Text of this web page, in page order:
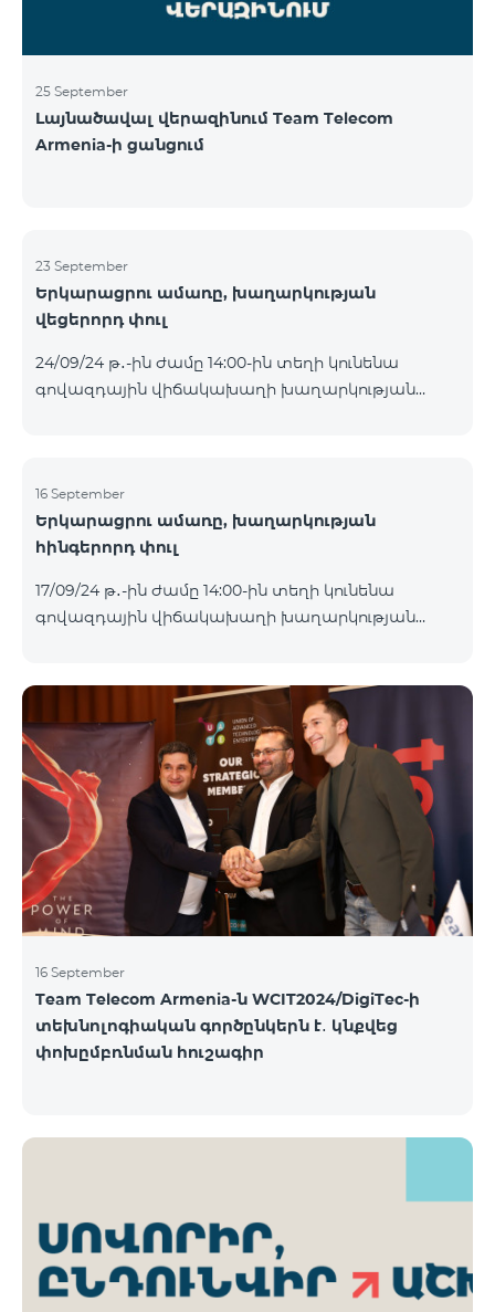
25 September
Լայնածավալ վերազինում Team Telecom
Armenia-ի ցանցում
23 September
Երկարացրու ամառը, խաղարկության
վեցերորդ փուլ
24/09/24 թ․-ին ժամը 14:00-ին տեղի կունենա
գովազդային վիճակախաղի խաղարկության
քարտի` TeamTok կանխավճարային
սակագնային փաթեթի հեռախոսահամարով։
Հաղթող հեռախոսահամարներն ընտրվելու են
Հետևեք մեզ Team-ի Facebook-յան և YouTube-յան
ալիքների պաշտոնական էջերում: Մանրամասն
https://www.telecomarmenia.am/hy/B2S?s
16 September
Երկարացրու ամառը, խաղարկության
հինգերորդ փուլ
17/09/24 թ․-ին ժամը 14:00-ին տեղի կունենա
գովազդային վիճակախաղի խաղարկության
պրոմոյի շրջանակներում տրամադրվող SIM
քարտի` TeamTok կանխավճարային
սակագնային փաթեթի հեռախոսահամարով։
Հաղթող հեռախոսահամարներն ընտրվելու են
պատահական թվերի գեներատորի միջոցով։
Հետևեք մեզ Team-ի Facebook-յան և YouTube-յան
ալիքների պաշտոնական էջերում: Մանրամասն
պայմաններ՝
https://www.telecomarmenia.am/hy/B2S?s
16 September
Team Telecom Armenia-ն WCIT2024/DigiTec-ի
տեխնոլոգիական գործընկերն է․ կնքվեց
փոխըմբռնման հուշագիր